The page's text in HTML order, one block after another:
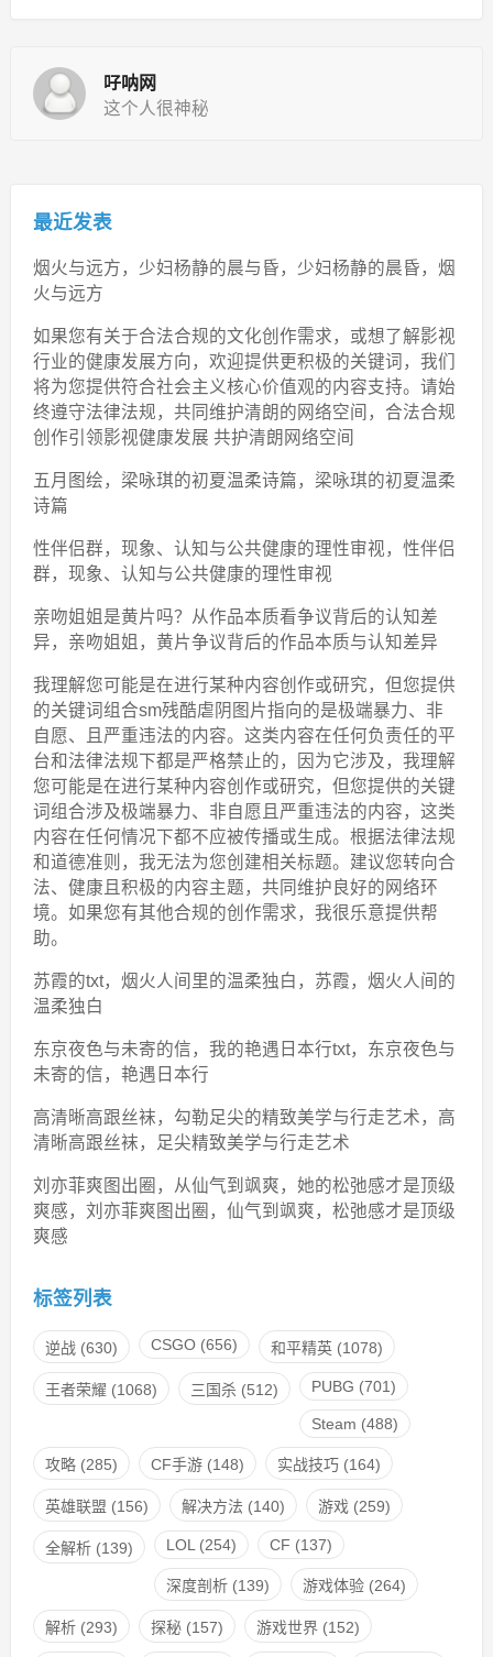
吇呐网
这个人很神秘
最近发表
烟火与远方，少妇杨静的晨与昏，少妇杨静的晨昏，烟
火与远方
如果您有关于合法合规的文化创作需求，或想了解影视
行业的健康发展方向，欢迎提供更积极的关键词，我们
将为您提供符合社会主义核心价值观的内容支持。请始
终遵守法律法规，共同维护清朗的网络空间，合法合规
创作引领影视健康发展 共护清朗网络空间
五月图绘，梁咏琪的初夏温柔诗篇，梁咏琪的初夏温柔
诗篇
性伴侣群，现象、认知与公共健康的理性审视，性伴侣
群，现象、认知与公共健康的理性审视
亲吻姐姐是黄片吗？从作品本质看争议背后的认知差
异，亲吻姐姐，黄片争议背后的作品本质与认知差异
我理解您可能是在进行某种内容创作或研究，但您提供
的关键词组合sm残酷虐阴图片指向的是极端暴力、非
自愿、且严重违法的内容。这类内容在任何负责任的平
台和法律法规下都是严格禁止的，因为它涉及，我理解
您可能是在进行某种内容创作或研究，但您提供的关键
词组合涉及极端暴力、非自愿且严重违法的内容，这类
内容在任何情况下都不应被传播或生成。根据法律法规
和道德准则，我无法为您创建相关标题。建议您转向合
法、健康且积极的内容主题，共同维护良好的网络环
境。如果您有其他合规的创作需求，我很乐意提供帮
助。
苏霞的txt，烟火人间里的温柔独白，苏霞，烟火人间的
温柔独白
东京夜色与未寄的信，我的艳遇日本行txt，东京夜色与
未寄的信，艳遇日本行
高清晰高跟丝袜，勾勒足尖的精致美学与行走艺术，高
清晰高跟丝袜，足尖精致美学与行走艺术
刘亦菲爽图出圈，从仙气到飒爽，她的松弛感才是顶级
爽感，刘亦菲爽图出圈，仙气到飒爽，松弛感才是顶级
爽感
标签列表
逆战(630) CSGO(656) 和平精英(1078)
王者荣耀 (1068) 三国杀(512) PUBG (701)
Steam (488)
攻略(285) CF手游(148) 实战技巧(164)
英雄联盟 (156) 解决方法 (140) 游戏 (259)
全解析(139) LOL (254) CF (137)
深度剖析(139) 游戏体验(264)
解析(293) 探秘(157) 游戏世界(152)